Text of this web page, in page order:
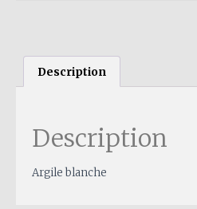
Description
Description
Argile blanche